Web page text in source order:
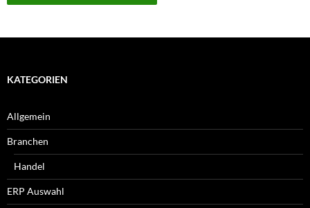
KATEGORIEN
Allgemein
Branchen
Handel
ERP Auswahl